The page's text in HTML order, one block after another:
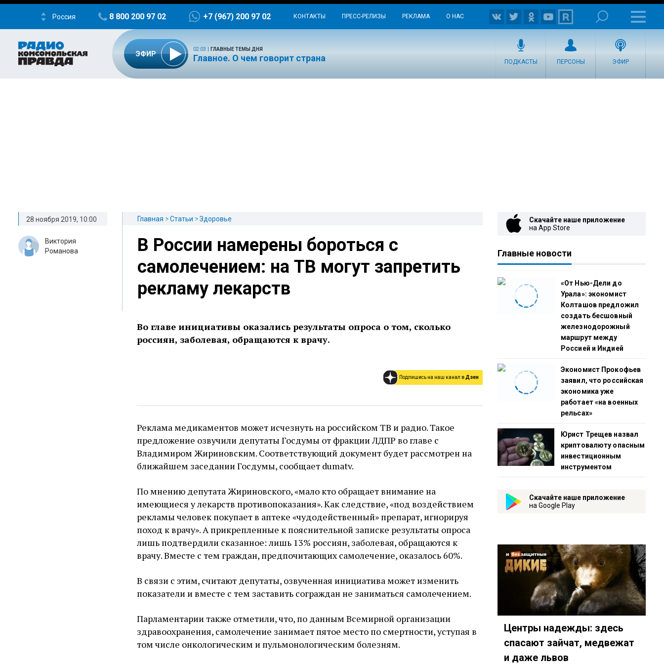
Россия 8 800 200 97 02 +7 (967) 200 97 02 КОНТАКТЫ ПРЕСС-РЕЛИЗЫ РЕКЛАМА О НАС
ЭФИР
02:03 ГЛАВНЫЕ ТЕМЫ ДНЯ
Главное. О чем говорит страна ПОДКАСТЫ ПЕРСОНЫ ЭФИР
Главная Статьи Здоровье
В России намерены бороться с
самолечением: на ТВ могут запретить
рекламу лекарств
Во главе инициативы оказались результаты опроса о том, сколько
россиян, заболевая, обращаются к врачу.
Подпишись на наш канал вДзен
Реклама медикаментов может исчезнуть на российском ТВ и радио. Такое
предложение озвучили депутаты Госдумы от фракции ЛДПР во главе с
Владимиром Жириновским. Соответствующий документ будет рассмотрен на
ближайшем заседании Госдумы, сообщает dumatv.
По мнению депутата Жириновского, «мало кто обращает внимание на
имеющиеся у лекарств противопоказания». Как следствие, «под воздействием
рекламы человек покупает в аптеке «чудодейственный» препарат, игнорируя
поход к врачу». А прикрепленные к пояснительной записке результаты опроса
лишь подтвердили сказанное: лишь 13% россиян, заболевая, обращаются к
врачу. Вместе с тем граждан, предпочитающих самолечение, оказалось 60%.
В связи с этим, считают депутаты, озвученная инициатива может изменить
показатели и вместе с тем заставить сограждан не заниматься самолечением.
Парламентарии также отметили, что, по данным Всемирной организации
здравоохранения, самолечение занимает пятое место по смертности, уступая в
том числе онкологическим и пульмонологическим болезням.
28 ноября 2019, 10:00
Виктория
Романова
Скачайте наше приложение
на App Store
Главные новости
«От Нью-Дели до
Урала»: экономист
Колташов предложил
создать бесшовный
железнодорожный
маршрут между
Россией и Индией
Экономист Прокофьев
заявил, что российская
экономика уже
работает «на военных
рельсах»
Юрист Трещев назвал
криптовалюту опасным
инвестиционным
инструментом
Скачайте наше приложение
на Google Play
Центры надежды: здесь
спасают зайчат, медвежат
и даже львов